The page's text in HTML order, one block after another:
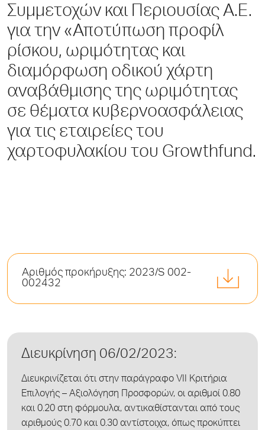
Συμμετοχών και Περιουσίας A.E.
για την «Αποτύπωση προφίλ
ρίσκου, ωριμότητας και
διαμόρφωση οδικού χάρτη
αναβάθμισης της ωριμότητας
σε θέματα κυβερνοασφάλειας
για τις εταιρείες του
χαρτοφυλακίου του Growthfund.
Αριθμός προκήρυξης: 2023/S 002-
002432
Διευκρίνηση 06/02/2023:
Διευκρινίζεται ότι στην παράγραφο VII Κριτήρια
Επιλογής – Αξιολόγηση Προσφορών, οι αριθμοί 0.80
και 0.20 στη φόρμουλα, αντικαθίστανται από τους
αριθμούς 0.70 και 0.30 αντίστοιχα, όπως προκύπτει